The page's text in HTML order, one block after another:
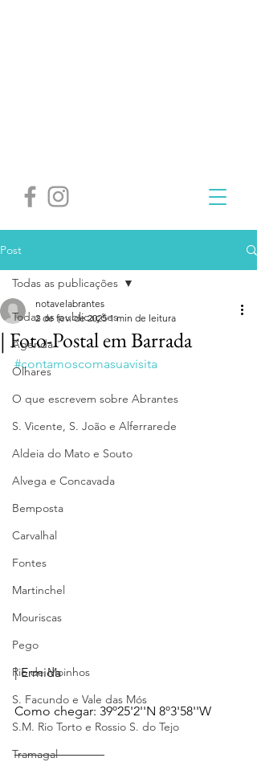
Post
Todas as publicações
Agenda
Olhares
O que escrevem sobre Abrantes
S. Vicente, S. João e Alferrarede
Aldeia do Mato e Souto
Alvega e Concavada
Bemposta
Carvalhal
Fontes
Martinchel
Mouriscas
Pego
Rio de Moinhos
S. Facundo e Vale das Mós
S.M. Rio Torto e Rossio S. do Tejo
Tramagal
Todas as publicações
| Foto-Postal em Barrada
notavelabrantes
2 de fev. de 2025 1 min de leitura
#contamoscomasuavisita
| Ermida
Como chegar: 39º25'2''N 8º3'58''W
______________